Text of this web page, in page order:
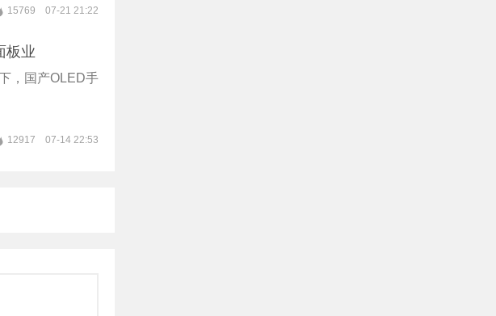
15769 07-21 21:22
板业
，国产OLED手
12917 07-14 22:53